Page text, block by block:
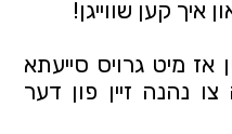
איך קען שווייגן!
מיט גרויס סייעתא
נהנה זיין פון דער